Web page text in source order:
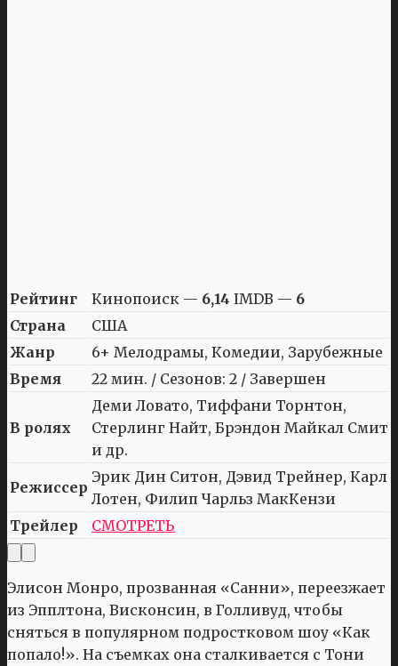
Рейтинг Кинопоиск — 6,14 IMDB — 6
Страна
США
Жанр
6+ Мелодрамы, Комедии, Зарубежные
Время
22 мин. / Сезонов: 2 / Завершен
В ролях
Деми Ловато, Тиффани Торнтон,
Стерлинг Найт, Брэндон Майкал Смит
и др.
Режиссер
Эрик Дин Ситон, Дэвид Трейнер, Карл
Лотен, Филип Чарльз МакКензи
Трейлер
СМОТРЕТЬ
Элисон Монро, прозванная «Санни», переезжает
из Эпплтона, Висконсин, в Голливуд, чтобы
сняться в популярном подростковом шоу «Как
попало!». На съемках она сталкивается с Тони